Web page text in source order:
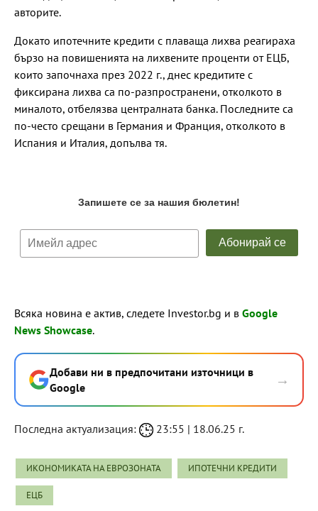
авторите.
Докато ипотечните кредити с плаваща лихва реагираха
бързо на повишенията на лихвените проценти от ЕЦБ,
които започнаха през 2022 г., днес кредитите с
фиксирана лихва са по-разпространени, отколкото в
миналото, отбелязва централната банка. Последните са
по-често срещани в Германия и Франция, отколкото в
Испания и Италия, допълва тя.
Всяка новина е актив, следете Investor.bg и в Google
News Showcase.
Добави ни в предпочитани източници в
Google
→
Последна актуализация: 23:55 | 18.06.25 г.
ИКОНОМИКАТА НА ЕВРОЗОНАТА ИПОТЕЧНИ КРЕДИТИ
ЕЦБ